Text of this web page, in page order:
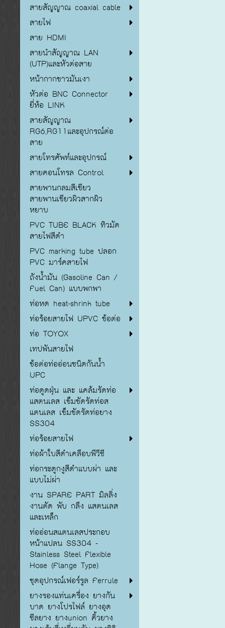
สายสัญญาณ coaxial cable
สายไฟ
สาย HDMI
สายนำสัญญาณ LAN
(UTP)และหัวต่อสาย
หน้ากากขาวมันเงา
หัวต่อ BNC Connector
ยี่ห้อ LINK
สายสัญญาณ
RG6,RG11และอุปกรณ์ต่อ
สาย
สายโทรศัพท์และอุปกรณ์
สายคอนโทรล Control
สายพานกลมสีเขียว
สายพานเขียวผิวสากผิว
หยาบ
PVC TUBE BLACK ทิวมัด
สายไฟสีดำ
PVC marking tube ปลอก
PVC มาร์คสายไฟ
ถังน้ำมัน (Gasoline Can /
Fuel Can) แบบพกพา
ท่อหด heat-shrink tube
ท่อร้อยสายไฟ UPVC ข้อต่อ
ท่อ TOYOX
เทปพันสายไฟ
ข้อต่อท่ออ่อนชนิดกันน้ำ
UPC
ท่อดูดฝุ่น และ แคล้มรัดท่อ
แสตนเลส เข็มขัดรัดท่อส
แตนเลส เข็มขัดรัดท่อยาง
SS304
ท่อร้อยสายไฟ
ท่อผ้าใบสีดำเคลือบพีวีซี
ท่อกระดูกงูสีดำแบบผ่า และ
แบบไม่ผ่า
งาน SPARE PART มิลลิ่ง
งานตัด พับ กลึง แสตนเลส
และเหล็ก
ท่ออ่อนสแตนเลสประกอบ
หน้าแปลน SS304 -
Stainless Steel Flexible
Hose (Flange Type)
ชุดอุปกรณ์เฟอร์รูล Ferrule
ยางรองแท่นเครื่อง ยางกัน
บาด ยางโปรไฟล์ ยางอุด
ซีลยาง ยางunion คิ้วยาง